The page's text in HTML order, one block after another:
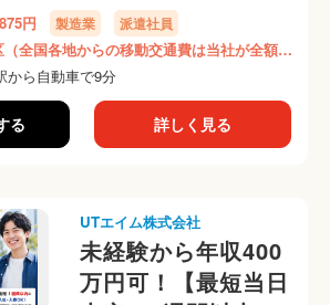
125日★完成したガ
ラスの検査★(446-
1)
円 製造業 派遣社員
全国各地からの移動交通費は当社が全額負
から自動車で9分
る 詳しく見る
UTエイム株式会社
未経験から年収400
万円可！【最短当日